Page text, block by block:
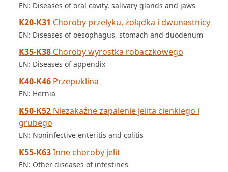
EN: Diseases of oral cavity, salivary glands and jaws
K20-K31 Choroby przełyku, żołądka i dwunastnicy
EN: Diseases of oesophagus, stomach and duodenum
K35-K38 Choroby wyrostka robaczkowego
EN: Diseases of appendix
K40-K46 Przepuklina
EN: Hernia
K50-K52 Niezakaźne zapalenie jelita cienkiego i
grubego
EN: Noninfective enteritis and colitis
K55-K63Inne choroby jelit
EN: Other diseases of intestines